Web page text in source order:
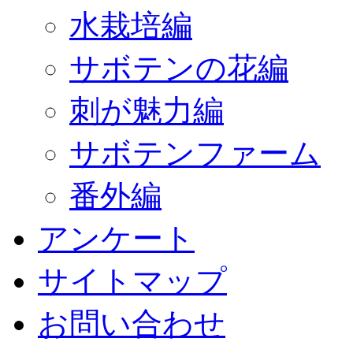
水栽培編
サボテンの花編
刺が魅力編
サボテンファーム
番外編
アンケート
サイトマップ
お問い合わせ